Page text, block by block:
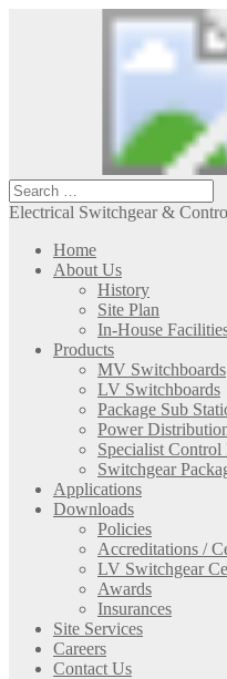
Electrical Switchgear &
Home
About Us
History
Site Plan
In-House
Products
MV Switchboards
LV Switchboards
Package Sub
Power
Specialist Control
Switchgear
Applications
Downloads
Policies
Accreditations /
LV Switchgear
Awards
Insurances
Site Services
Careers
Contact Us